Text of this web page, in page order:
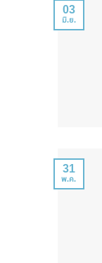
03
มิ.ย.
31
พ.ค.